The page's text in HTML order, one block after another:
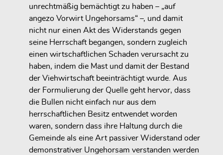
unrechtmäßig bemächtigt zu haben – „auf
angezo Vorwirt Ungehorsams“ –, und damit
nicht nur einen Akt des Widerstands gegen
seine Herrschaft begangen, sondern zugleich
einen wirtschaftlichen Schaden verursacht zu
haben, indem die Mast und damit der Bestand
der Viehwirtschaft beeinträchtigt wurde. Aus
der Formulierung der Quelle geht hervor, dass
die Bullen nicht einfach nur aus dem
herrschaftlichen Besitz entwendet worden
waren, sondern dass ihre Haltung durch die
Gemeinde als eine Art passiver Widerstand oder
demonstrativer Ungehorsam verstanden werden